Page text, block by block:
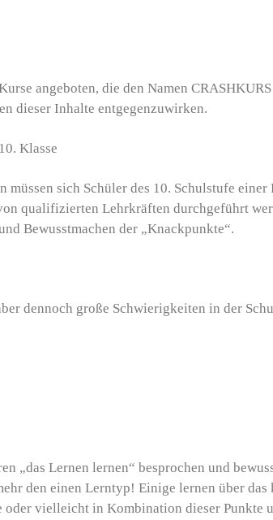
angeboten, die den Namen
dieser Inhalte entgegenzuwirken.
Klasse
müssen sich Schüler des 10. Schulstufe
qualifizierten Lehrkräften durchgeführt
Bewusstmachen der „Knackpunkte“.
dennoch große Schwierigkeiten in der
„das Lernen lernen“ besprochen und
den einen Lerntyp! Einige lernen über
vielleicht in Kombination dieser Punkte